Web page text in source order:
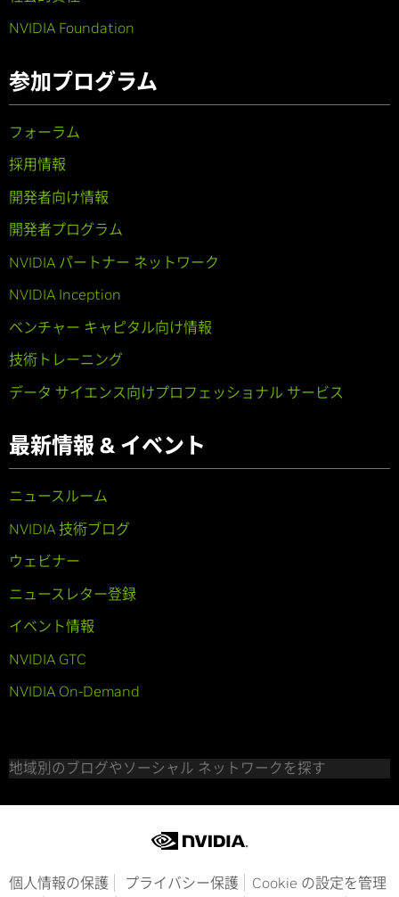
NVIDIA Foundation
参加プログラム
フォーラム
採用情報
開発者向け情報
開発者プログラム
NVIDIA パートナー ネットワーク
NVIDIA Inception
ベンチャー キャピタル向け情報
技術トレーニング
データ サイエンス向けプロフェッショナル サービス
最新情報 & イベント
ニュースルーム
NVIDIA 技術ブログ
ウェビナー
ニュースレター登録
イベント情報
NVIDIA GTC
NVIDIA On-Demand
地域別のブログやソーシャル ネットワークを探す
個人情報の保護 プライバシー保護
Cookie の設定を管理